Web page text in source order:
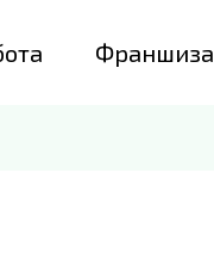
Франшиза